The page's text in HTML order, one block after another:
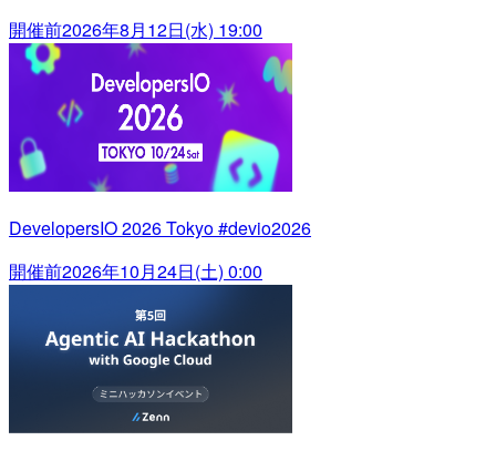
開催前2026年8月12日(水) 19:00
DevelopersIO 2026 Tokyo #devio2026
開催前2026年10月24日(土) 0:00